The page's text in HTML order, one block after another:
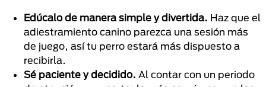
Edúcalo de manera simple y divertida. Haz que el
adiestramiento canino parezca una sesión más
de juego, así tu perro estará más dispuesto a
recibirla.
Sé paciente y decidido. Al contar con un periodo